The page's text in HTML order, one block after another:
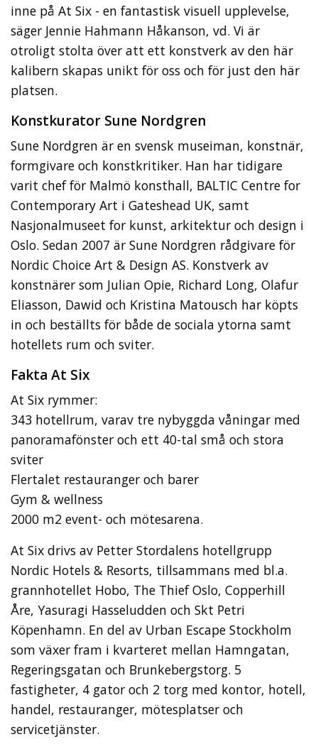
inne på At Six - en fantastisk visuell upplevelse,
säger Jennie Hahmann Håkanson, vd. Vi är
otroligt stolta över att ett konstverk av den här
kalibern skapas unikt för oss och för just den här
platsen.
Konstkurator Sune Nordgren
Sune Nordgren är en svensk museiman, konstnär,
formgivare och konstkritiker. Han har tidigare
varit chef för Malmö konsthall, BALTIC Centre for
Contemporary Art i Gateshead UK, samt
Nasjonalmuseet for kunst, arkitektur och design i
Oslo. Sedan 2007 är Sune Nordgren rådgivare för
Nordic Choice Art & Design AS. Konstverk av
konstnärer som Julian Opie, Richard Long, Olafur
Eliasson, Dawid och Kristina Matousch har köpts
in och beställts för både de sociala ytorna samt
hotellets rum och sviter.
Fakta At Six
At Six rymmer:
343 hotellrum, varav tre nybyggda våningar med
panoramafönster och ett 40-tal små och stora
sviter
Flertalet restauranger och barer
Gym & wellness
2000 m2 event- och mötesarena.
At Six drivs av Petter Stordalens hotellgrupp
Nordic Hotels & Resorts, tillsammans med bl.a.
grannhotellet Hobo, The Thief Oslo, Copperhill
Åre, Yasuragi Hasseludden och Skt Petri
Köpenhamn. En del av Urban Escape Stockholm
som växer fram i kvarteret mellan Hamngatan,
Regeringsgatan och Brunkebergstorg. 5
fastigheter, 4 gator och 2 torg med kontor, hotell,
handel, restauranger, mötesplatser och
servicetjänster.